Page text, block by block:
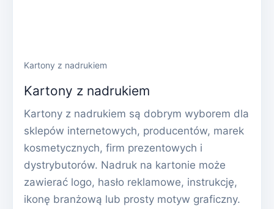
Kartony z nadrukiem
Kartony z nadrukiem
Kartony z nadrukiem są dobrym wyborem dla
sklepów internetowych, producentów, marek
kosmetycznych, firm prezentowych i
dystrybutorów. Nadruk na kartonie może
zawierać logo, hasło reklamowe, instrukcję,
ikonę branżową lub prosty motyw graficzny.